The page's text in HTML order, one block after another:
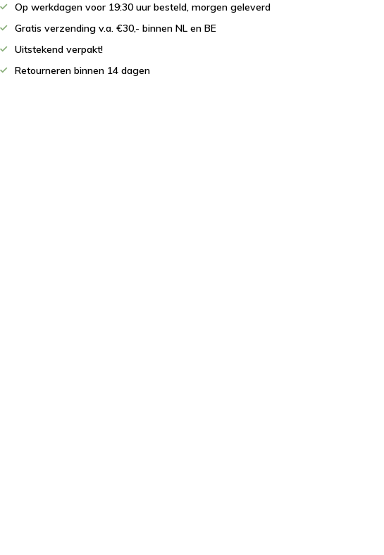
Op werkdagen voor 19:30 uur besteld, morgen geleverd
Gratis verzending v.a. €30,- binnen NL en BE
Uitstekend verpakt!
Retourneren binnen 14 dagen